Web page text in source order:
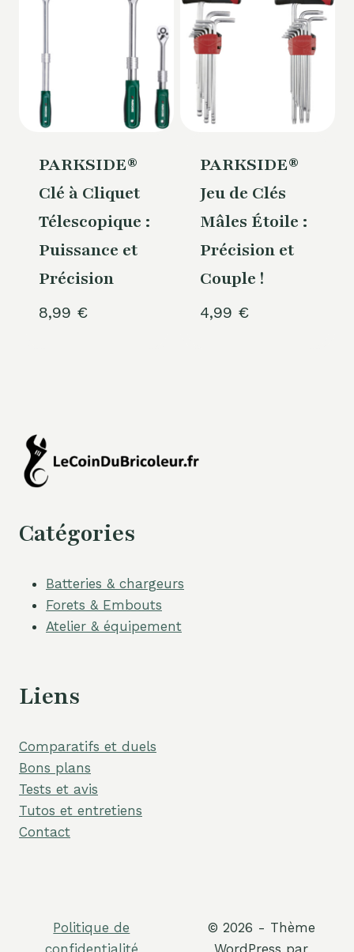
PARKSIDE®
Clé à Cliquet
Télescopique :
Puissance et
Précision
8,99 €
PARKSIDE®
Jeu de Clés
Mâles Étoile :
Précision et
Couple !
4,99 €
Catégories
Batteries & chargeurs
Forets & Embouts
Atelier & équipement
Liens
Comparatifs et duels
Bons plans
Tests et avis
Tutos et entretiens
Contact
Politique de
© 2026 - Thème